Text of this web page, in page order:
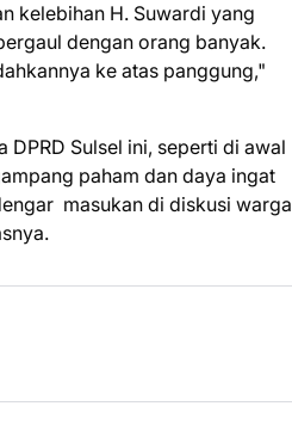
kelebihan H. Suwardi yang
dengan orang banyak.
ke atas panggung,"
Sulsel ini, seperti di awal
paham dan daya ingat
masukan di diskusi warga